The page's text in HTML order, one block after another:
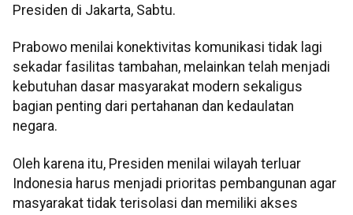
Presiden di Jakarta, Sabtu.
Prabowo menilai konektivitas komunikasi tidak lagi
sekadar fasilitas tambahan, melainkan telah menjadi
kebutuhan dasar masyarakat modern sekaligus
bagian penting dari pertahanan dan kedaulatan
negara.
Oleh karena itu, Presiden menilai wilayah terluar
Indonesia harus menjadi prioritas pembangunan agar
masyarakat tidak terisolasi dan memiliki akses